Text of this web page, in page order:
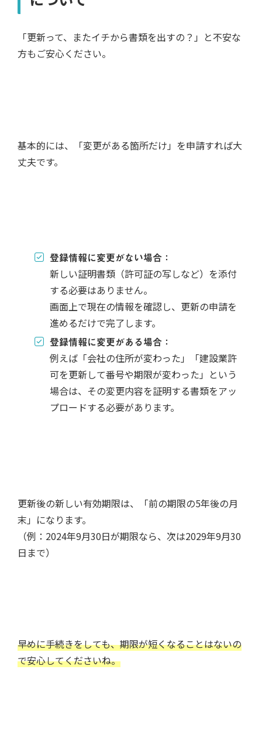
「更新って、またイチから書類を出すの？」と不安な
方もご安心ください。
基本的には、「変更がある箇所だけ」を申請すれば大
丈夫です。
登録情報に変更がない場合：
新しい証明書類（許可証の写しなど）を添付
する必要はありません。
画面上で現在の情報を確認し、更新の申請を
進めるだけで完了します。
登録情報に変更がある場合：
例えば「会社の住所が変わった」「建設業許
可を更新して番号や期限が変わった」という
場合は、その変更内容を証明する書類をアッ
プロードする必要があります。
更新後の新しい有効期限は、「前の期限の5年後の月
末」になります。
（例：2024年9月30日が期限なら、次は2029年9月30
日まで）
早めに手続きをしても、期限が短くなることはないの
で安心してくださいね。